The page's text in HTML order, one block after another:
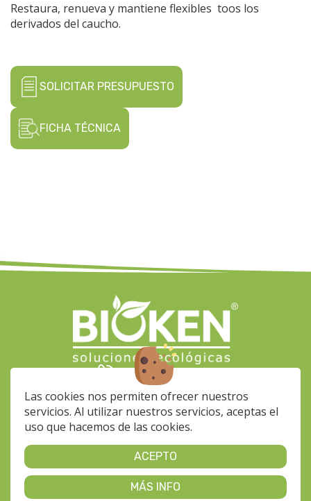
Las cookies nos permiten ofrecer nuestros
servicios. Al utilizar nuestros servicios, aceptas el
uso que hacemos de las cookies.
ACEPTO
MÁS INFO
Restaura, renueva y mantiene flexibles toos los
derivados del caucho.
SOLICITAR PRESUPUESTO
FICHA TÉCNICA
(+34) 928 564 033
bioken@klinerprofesional.com
Calle Fragua, 37 Nave 35
35118 - Pol. Ind. Arinaga
De Lunes a Viernes de 7 a
15h